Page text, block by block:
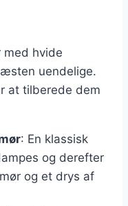
med hvide
uendelige.
at tilberede dem
: En klassisk
og derefter
og et drys af